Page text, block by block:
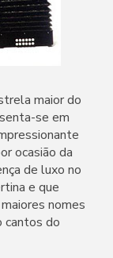
maior do
se em
ocasião da
de luxo no
e que
nomes
cantos do